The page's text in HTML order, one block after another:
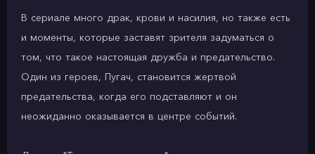
В сериале много драк, крови и насилия, но также есть
и моменты, которые заставят зрителя задуматься о
том, что такое настоящая дружба и предательство.
Один из героев, Пугач, становится жертвой
предательства, когда его подставляют и он
неожиданно оказывается в центре событий.